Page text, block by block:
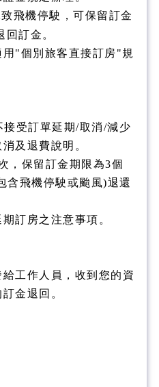
飛機停駛，可保留訂金
訂金。
"個別旅客直接訂房"規
受訂單延期/取消/減少
及退費說明。
，保留訂金期限為3個
含飛機停駛或颱風)退還
訂房之注意事項。
工作人員，收到您的資
金退回。